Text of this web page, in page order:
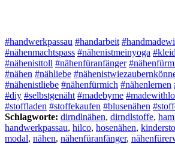
#handwerkpassau #handarbeit
#nähenmachtspass #nähenistmeinyoga
#nähenisttoll #nähenfüranfänger
#nähen #nähliebe
#nähenistliebe #nähenfürmich #nähenlernen
#diy #selbstgenäht #madebyme
#stoffladen #stoffekaufen #blusenähen
Schlagworte: dirndlnähen, dirndlstoffe,
handwerkpassau, hilco, hosenähen,
modal, nähen, nähenfüranfänger,